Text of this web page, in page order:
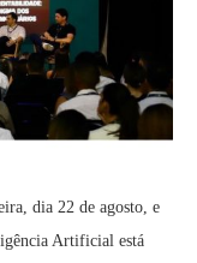
dia 22 de agosto, e
Artificial está